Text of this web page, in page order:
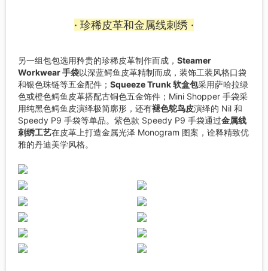
· 珍稀皮革和金属线刺绣 ·
另一组包包选用矜贵的珍稀皮革制作而成， Steamer
Workwear 手袋以深蓝鳄鱼皮革精制而成，装饰工装风格口袋
和银色珠链等五金配件； Squeeze Trunk 软盒包采用萨哈拉绿
色或橙色鳄鱼皮革搭配古铜色五金饰件；Mini Shopper 手袋采
用纯黑色鳄鱼皮演绎极简廓形，还有褪色鸵鸟皮演绎的 Nil 和
Speedy P9 手袋等单品。紫色款 Speedy P9 手袋通过金属线
刺绣工艺在皮革上打造金属光泽 Monogram 图案，诠释精致优
雅的丹迪美学风格。